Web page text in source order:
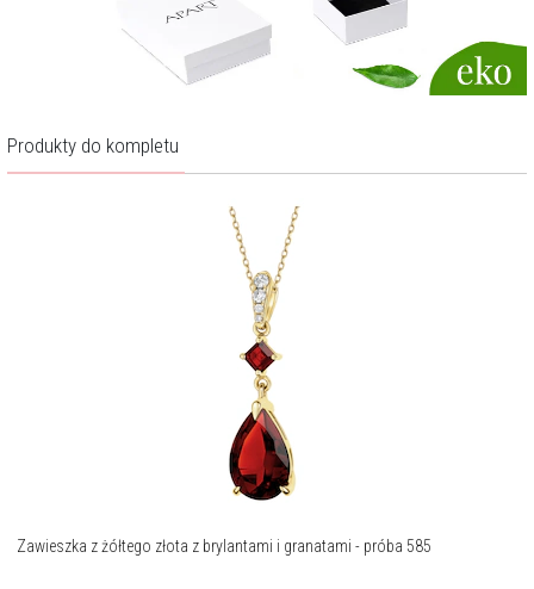
Produkty do kompletu
Zawieszka z żółtego złota z brylantami i granatami - próba 585